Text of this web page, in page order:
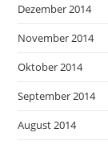
Dezember 2014
November 2014
Oktober 2014
September 2014
August 2014